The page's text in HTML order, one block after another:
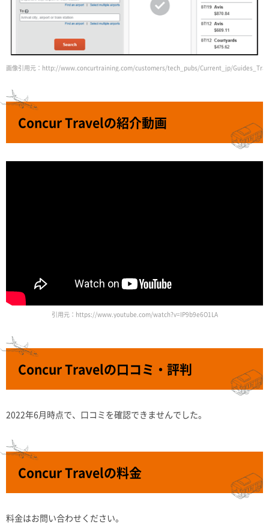
画像引用元：http://www.concurtraining.com/customers/tech_pubs/Current_jp/
Concur Travelの紹介動画
引用元：https://www.youtube.com/watch?v=IP9b9e6O1LA
Concur Travelの口コミ・評判
2022年6月時点で、口コミを確認できませんでした。
Concur Travelの料金
料金はお問い合わせください。